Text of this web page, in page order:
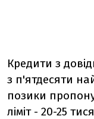
Кредити з
з п'ятдесяти
позики
ліміт - 20-25